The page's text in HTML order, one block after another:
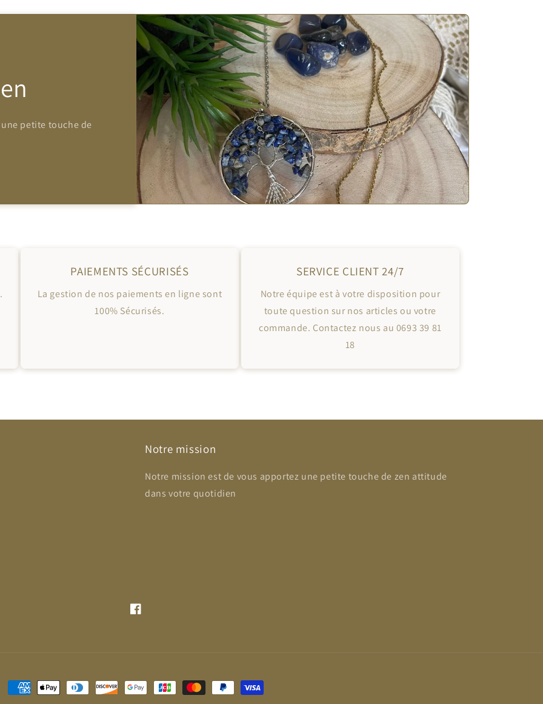
petite touche de
PAIEMENTS SÉCURISÉS
La gestion de nos paiements en ligne sont
100% Sécurisés.
SERVICE CLIENT 24/7
Notre équipe est à votre disposition pour
toute question sur nos articles ou votre
commande. Contactez nous au 0693 39 81
18
Notre mission
Notre mission est de vous apportez une petite touche de zen attitude
dans votre quotidien
Facebook
Moyens